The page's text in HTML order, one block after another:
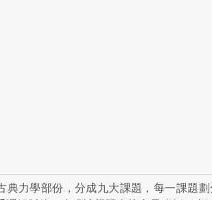
典力學部份，分成九大課題，每一課題